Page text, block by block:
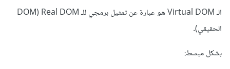
الـ Virtual DOM هو عبارة عن تمثيل برمجي للـ Real DOM (DOM
الحقيقي).
بشكل مبسط: